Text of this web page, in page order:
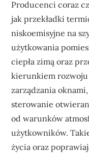
Producenci coraz
jak przekładki
niskoemisyjne na
użytkowania
ciepła zimą oraz
kierunkiem
zarządzania
sterowanie
od warunków
użytkowników.
życia oraz